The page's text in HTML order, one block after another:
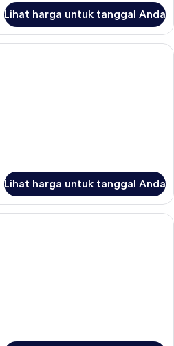
Lihat harga untuk tanggal Anda
Selimut bulu angsa, meja kerja, dan
Lihat harga untuk tanggal Anda
Kamar Double Panorama | Selimut